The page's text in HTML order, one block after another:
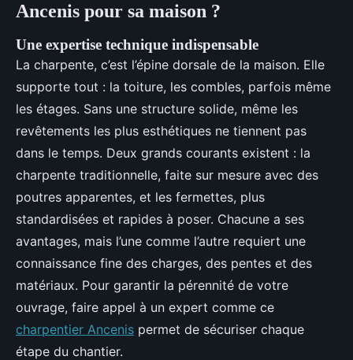
Ancenis pour sa maison ?
Une expertise technique indispensable
La charpente, c’est l’épine dorsale de la maison. Elle
supporte tout : la toiture, les combles, parfois même
les étages. Sans une structure solide, même les
revêtements les plus esthétiques ne tiennent pas
dans le temps. Deux grands courants existent : la
charpente traditionnelle, faite sur mesure avec des
poutres apparentes, et les fermettes, plus
standardisées et rapides à poser. Chacune a ses
avantages, mais l’une comme l’autre requiert une
connaissance fine des charges, des pentes et des
matériaux. Pour garantir la pérennité de votre
ouvrage, faire appel à un expert comme ce
charpentier Ancenis permet de sécuriser chaque
étape du chantier.